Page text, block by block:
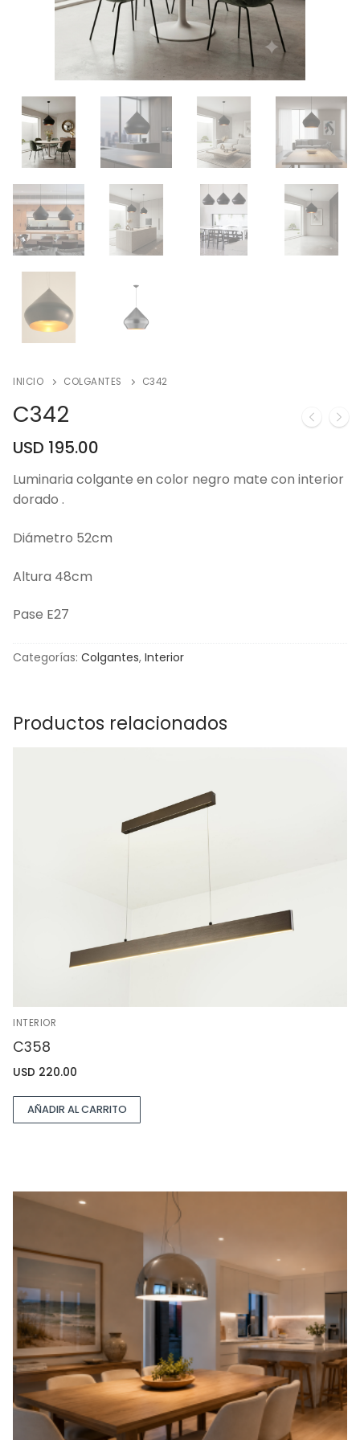
INICIO COLGANTES C342
C342
USD 195.00
Luminaria colgante en color negro mate con interior
dorado .
Diámetro 52cm
Altura 48cm
Pase E27
Categorías: Colgantes, Interior
Productos relacionados
INTERIOR
C358
USD 220.00
AÑADIR AL CARRITO